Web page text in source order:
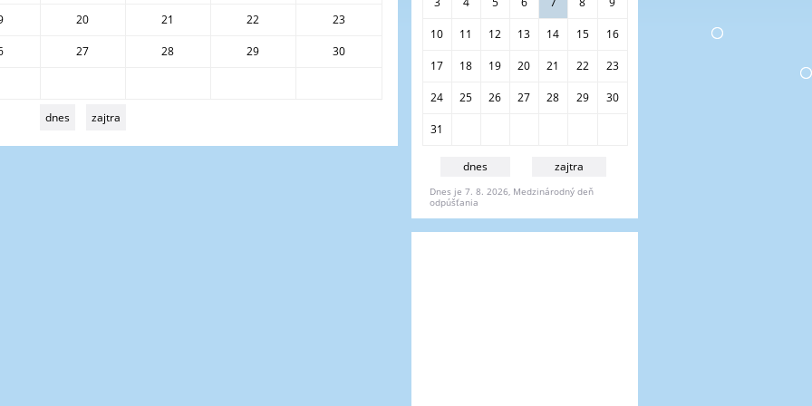
20 21 22 23
27 28 29 30
dnes zajtra
10 11 12 13 14 15 16
17 18 19 20 21 22 23
24 25 26 27 28 29 30
31
dnes zajtra
Dnes je 7. 8. 2026, Medzinárodný deň
odpúšťania